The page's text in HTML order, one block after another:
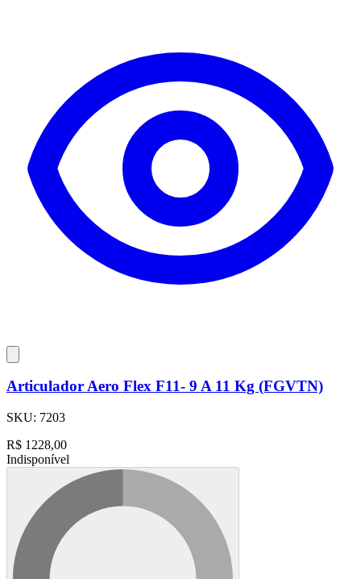
Articulador Aero Flex F11- 9 A 11 Kg (FGVTN)
SKU: 7203
R$ 1228,00
Indisponível